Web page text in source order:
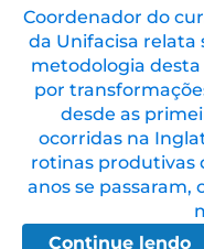
Coordenador do
da Unifacisa relata
metodologia
por
desde as
ocorridas na
rotinas produtivas
anos se passaram,
Continue lendo